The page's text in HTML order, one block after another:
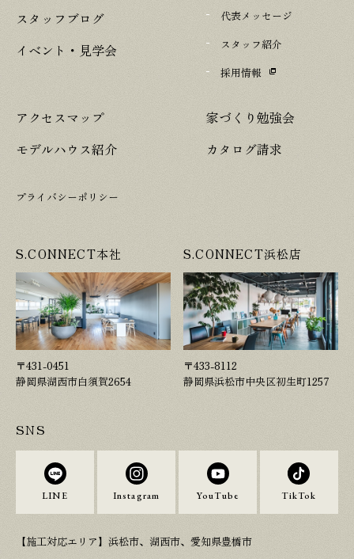
スタッフブログ
イベント・見学会
代表メッセージ
スタッフ紹介
採用情報
アクセスマップ
モデルハウス紹介
家づくり勉強会
カタログ請求
プライバシーポリシー
S.CONNECT本社
〒431-0451
静岡県湖西市白須賀2654
S.CONNECT浜松店
〒433-8112
静岡県浜松市中央区初生町1257
SNS
LINE Instagram YouTube TikTok
【施工対応エリア】浜松市、湖西市、愛知県豊橋市